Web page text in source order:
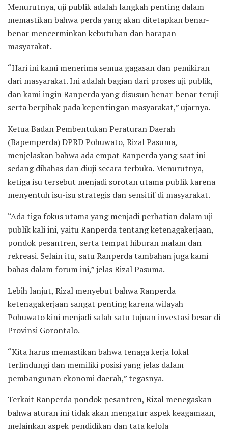
Menurutnya, uji publik adalah langkah penting dalam
memastikan bahwa perda yang akan ditetapkan benar-
benar mencerminkan kebutuhan dan harapan
masyarakat.
“Hari ini kami menerima semua gagasan dan pemikiran
dari masyarakat. Ini adalah bagian dari proses uji publik,
dan kami ingin Ranperda yang disusun benar-benar teruji
serta berpihak pada kepentingan masyarakat,” ujarnya.
Ketua Badan Pembentukan Peraturan Daerah
(Bapemperda) DPRD Pohuwato, Rizal Pasuma,
menjelaskan bahwa ada empat Ranperda yang saat ini
sedang dibahas dan diuji secara terbuka. Menurutnya,
ketiga isu tersebut menjadi sorotan utama publik karena
menyentuh isu-isu strategis dan sensitif di masyarakat.
“Ada tiga fokus utama yang menjadi perhatian dalam uji
publik kali ini, yaitu Ranperda tentang ketenagakerjaan,
pondok pesantren, serta tempat hiburan malam dan
rekreasi. Selain itu, satu Ranperda tambahan juga kami
bahas dalam forum ini,” jelas Rizal Pasuma.
Lebih lanjut, Rizal menyebut bahwa Ranperda
ketenagakerjaan sangat penting karena wilayah
Pohuwato kini menjadi salah satu tujuan investasi besar di
Provinsi Gorontalo.
“Kita harus memastikan bahwa tenaga kerja lokal
terlindungi dan memiliki posisi yang jelas dalam
pembangunan ekonomi daerah,” tegasnya.
Terkait Ranperda pondok pesantren, Rizal menegaskan
bahwa aturan ini tidak akan mengatur aspek keagamaan,
melainkan aspek pendidikan dan tata kelola